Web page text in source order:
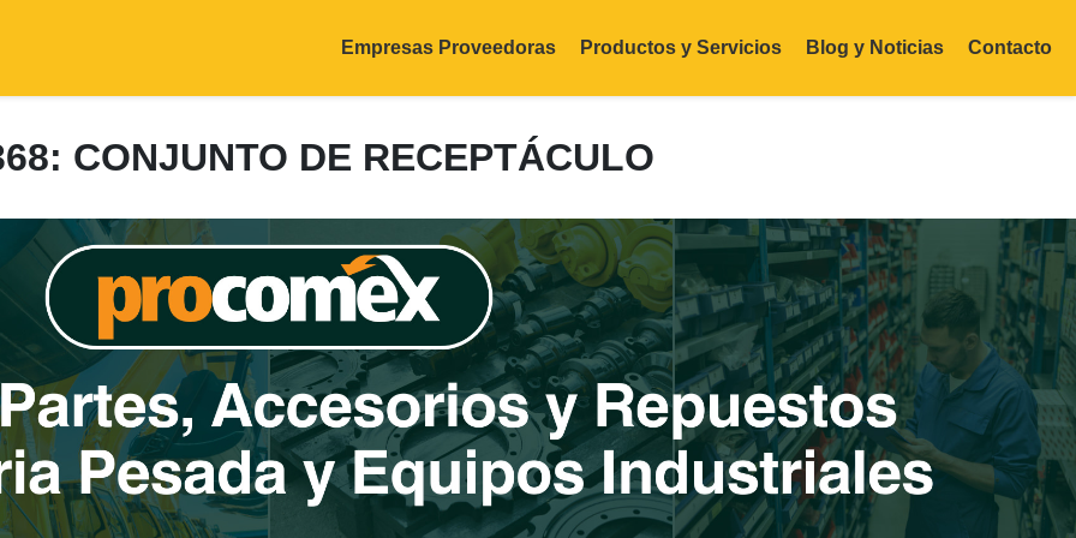
Empresas Proveedoras Productos y Servicios Blog y Noticias Contacto
CONJUNTO DE RECEPTÁCULO